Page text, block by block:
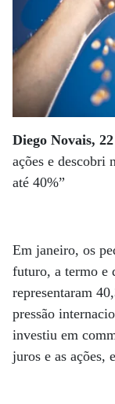
Diego Novais,
ações e descobri
até 40%”
Em janeiro, os
futuro, a termo e
representaram
pressão
investiu em
juros e as ações,